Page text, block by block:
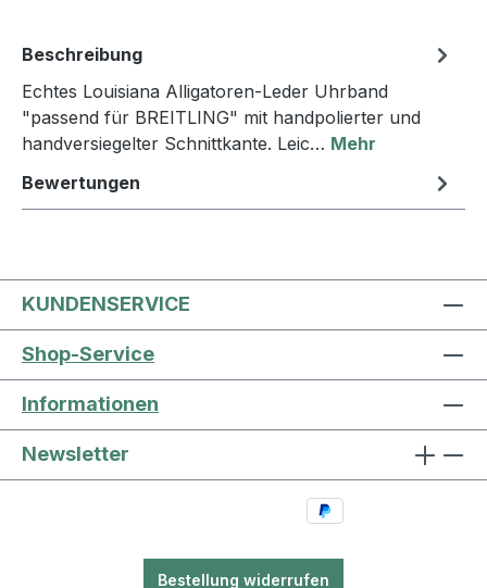
Beschreibung
Echtes Louisiana Alligatoren-Leder Uhrband
"passend für BREITLING" mit handpolierter und
handversiegelter Schnittkante. Leic… Mehr
Bewertungen
KUNDENSERVICE
Shop-Service
Informationen
Newsletter
Bestellung widerrufen